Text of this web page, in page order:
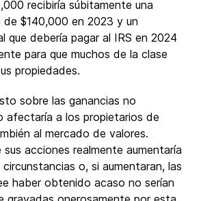
recibiría súbitamente una
$140,000 en 2023 y un
que debería pagar al IRS en 2024
para que muchos de la clase
propiedades.
sobre las ganancias no
afectaría a los propietarios de
al mercado de valores.
sus acciones realmente aumentaría
o, si aumentaran, las
haber obtenido acaso no serían